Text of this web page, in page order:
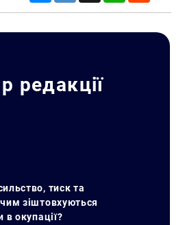
редакції
тиск та
зіштовхуються
в окупації?